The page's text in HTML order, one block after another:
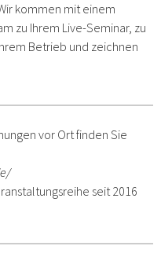
kommen mit einem
zu Ihrem Live-Seminar, zu
Betrieb und zeichnen
vor Ort finden Sie
seit 2016